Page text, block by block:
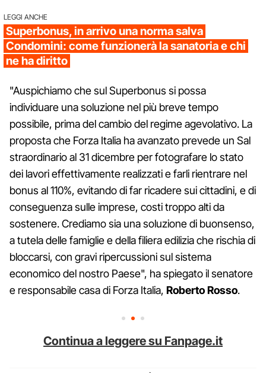
LEGGI ANCHE
Superbonus, in arrivo una norma salva
Condomini: come funzionerà la sanatoria e chi
ne ha diritto
"Auspichiamo che sul Superbonus si possa
individuare una soluzione nel più breve tempo
possibile, prima del cambio del regime agevolativo. La
proposta che Forza Italia ha avanzato prevede un Sal
straordinario al 31 dicembre per fotografare lo stato
dei lavori effettivamente realizzati e farli rientrare nel
bonus al 110%, evitando di far ricadere sui cittadini, e di
conseguenza sulle imprese, costi troppo alti da
sostenere. Crediamo sia una soluzione di buonsenso,
a tutela delle famiglie e della filiera edilizia che rischia di
bloccarsi, con gravi ripercussioni sul sistema
economico del nostro Paese", ha spiegato il senatore
e responsabile casa di Forza Italia, Roberto Rosso.
Continua a leggere su Fanpage.it